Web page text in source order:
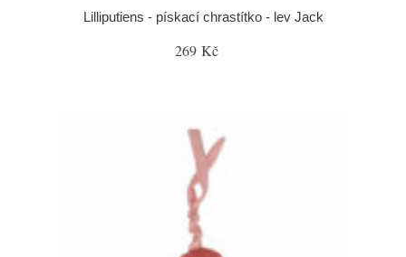
Lilliputiens - pískací chrastítko - lev Jack
269 Kč